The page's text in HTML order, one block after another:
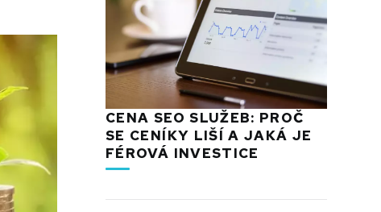
CENA SEO SLUŽEB: PROČ
SE CENÍKY LIŠÍ A JAKÁ JE
FÉROVÁ INVESTICE